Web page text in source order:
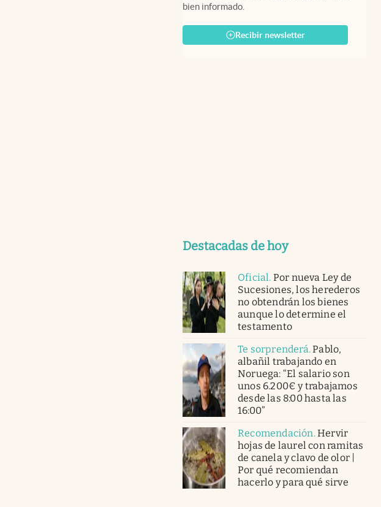
bien informado.
Recibir newsletter
Destacadas de hoy
Oficial. Por nueva Ley de
Sucesiones, los herederos
no obtendrán los bienes
aunque lo determine el
testamento
Te sorprenderá.Pablo,
albañil trabajando en
Noruega: “El salario son
unos 6.200€ y trabajamos
desde las 8:00 hasta las
16:00”
Recomendación.Hervir
hojas de laurel con ramitas
de canela y clavo de olor |
Por qué recomiendan
hacerlo y para qué sirve